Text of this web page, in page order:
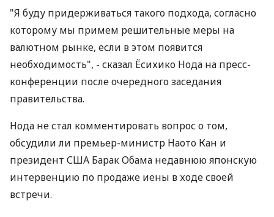
"Я буду придерживаться такого подхода, согласно
которому мы примем решительные меры на
валютном рынке, если в этом появится
необходимость", - сказал Ёсихико Нода на пресс-
конференции после очередного заседания
правительства.
Нода не стал комментировать вопрос о том,
обсудили ли премьер-министр Наото Кан и
президент США Барак Обама недавнюю японскую
интервенцию по продаже иены в ходе своей
встречи.